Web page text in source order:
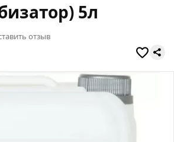
5л
отзыв